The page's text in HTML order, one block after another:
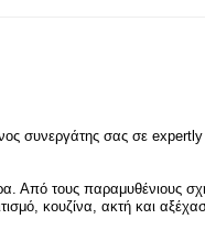
συνεργάτης σας σε
Από τους παραμυθένιους
κουζίνα, ακτή και